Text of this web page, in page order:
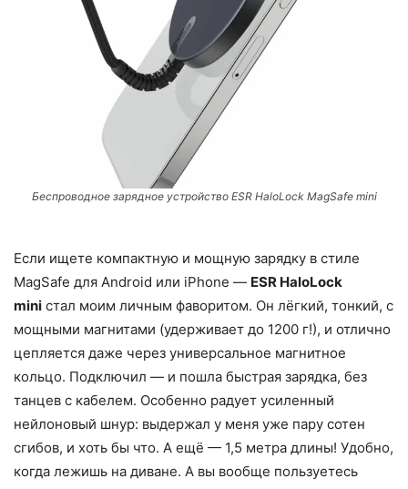
Беспроводное зарядное устройство ESR HaloLock MagSafe mini
Если ищете компактную и мощную зарядку в стиле
MagSafe для Android или iPhone — ESR HaloLock
mini стал моим личным фаворитом. Он лёгкий, тонкий, с
мощными магнитами (удерживает до 1200 г!), и отлично
цепляется даже через универсальное магнитное
кольцо. Подключил — и пошла быстрая зарядка, без
танцев с кабелем. Особенно радует усиленный
нейлоновый шнур: выдержал у меня уже пару сотен
сгибов, и хоть бы что. А ещё — 1,5 метра длины! Удобно,
когда лежишь на диване. А вы вообще пользуетесь